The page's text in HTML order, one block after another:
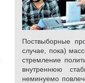
Поствыборные
случае, пока)
стремление
внутреннюю
неминуемо